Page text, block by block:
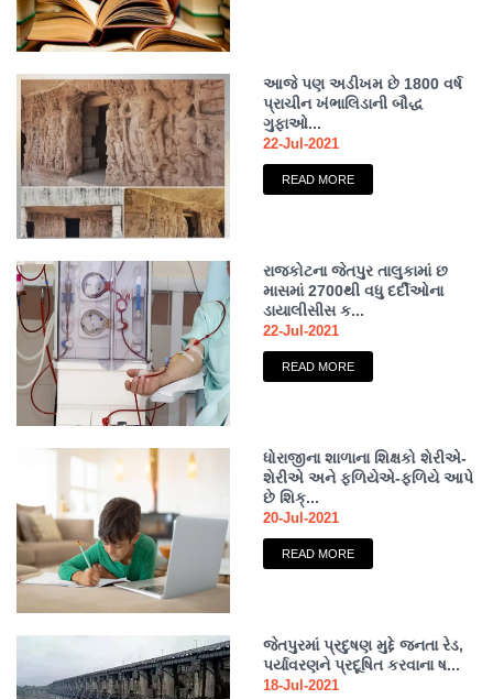
આજે પણ અડીખમ છે 1800 વર્ષ
પ્રાચીન ખંભાલિડાની બૌદ્ધ
ગુફાઓ...
22-Jul-2021
READ MORE
રાજકોટના જેતપુર તાલુકામાં છ
માસમાં 2700થી વધુ દર્દીઓના
ડાયાલીસીસ ક...
22-Jul-2021
READ MORE
ધોરાજીના શાળાના શિક્ષકો શેરીએ-
શેરીએ અને ફળિયેએ-ફળિયે આપે
છે શિક્...
20-Jul-2021
READ MORE
જેતપુરમાં પ્રદુષણ મુદ્દે જનતા રેડ,
પર્યાવરણને પ્રદૂષિત કરવાના ષ...
18-Jul-2021